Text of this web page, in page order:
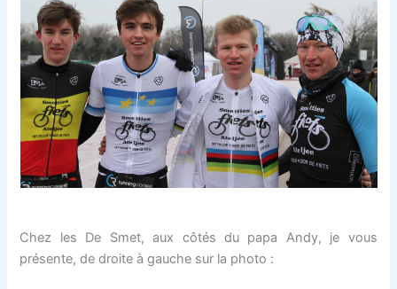
Chez les De Smet, aux côtés du papa Andy, je vous
présente, de droite à gauche sur la photo :